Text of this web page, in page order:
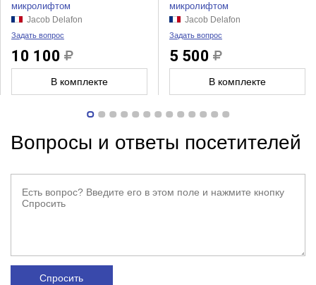
микролифтом
Jacob Delafon
Задать вопрос
10 100
В комплекте
микролифтом
Jacob Delafon
Задать вопрос
5 500
В комплекте
Вопросы и ответы посетителей
Спросить